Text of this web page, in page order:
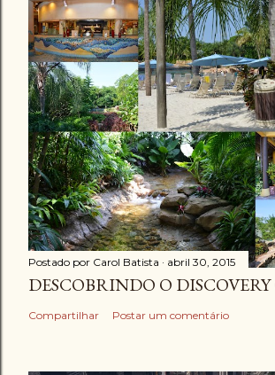
Postado por Carol Batista abril 30, 2015
DESCOBRINDO O DISCOVERY
Compartilhar Postar um comentário